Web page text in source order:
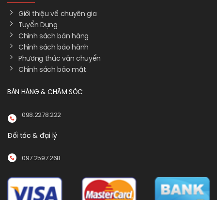
Giới thiệu về chuyên gia
Tuyển Dụng
Chính sách bán hàng
Chính sách bảo hành
Phương thức vận chuyển
Chính sách bảo mật
BÁN HÀNG & CHĂM SÓC
098.2278.222
Đối tác & đại lý
097.2597.268